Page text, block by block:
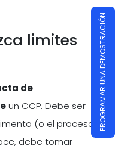
limites
de
un CCP. Debe ser
(o el proceso)
debe tomar
PROGRAMAR UNA DEMOSTRACIÓN